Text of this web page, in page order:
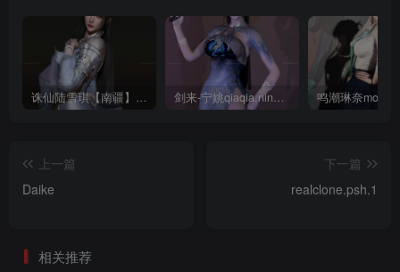
诛仙陆雪琪【南疆】CoveRig 剑来-宁姚qiaqia.ningyao-re.1
上一篇
Daike
下一篇
realclone.psh.1
相关推荐